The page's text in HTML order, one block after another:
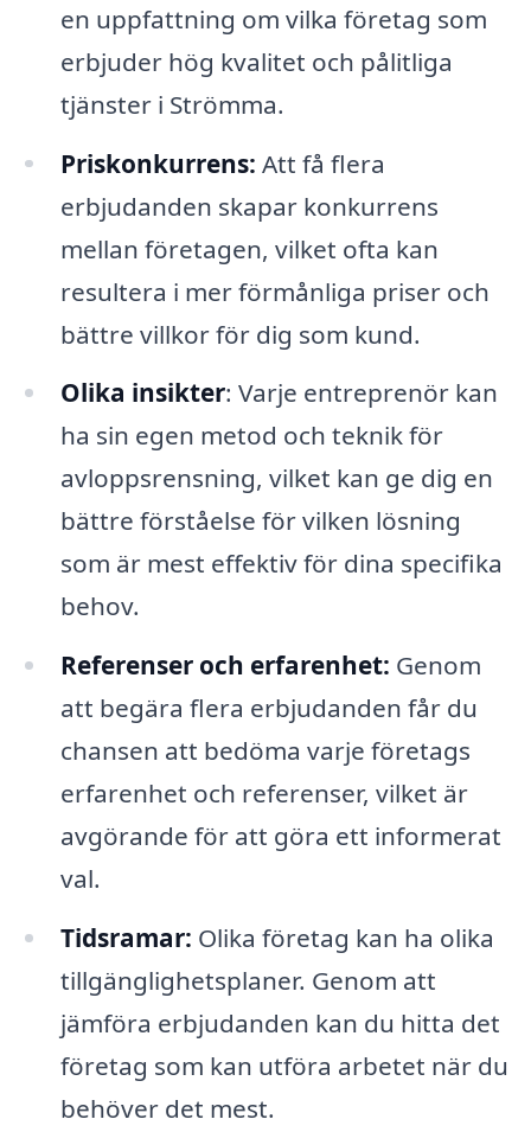
en uppfattning om vilka företag som
erbjuder hög kvalitet och pålitliga
tjänster i Strömma.
Priskonkurrens: Att få flera
erbjudanden skapar konkurrens
mellan företagen, vilket ofta kan
resultera i mer förmånliga priser och
bättre villkor för dig som kund.
Olika insikter: Varje entreprenör kan
ha sin egen metod och teknik för
avloppsrensning, vilket kan ge dig en
bättre förståelse för vilken lösning
som är mest effektiv för dina specifika
behov.
Referenser och erfarenhet: Genom
att begära flera erbjudanden får du
chansen att bedöma varje företags
erfarenhet och referenser, vilket är
avgörande för att göra ett informerat
val.
Tidsramar: Olika företag kan ha olika
tillgänglighetsplaner. Genom att
jämföra erbjudanden kan du hitta det
företag som kan utföra arbetet när du
behöver det mest.